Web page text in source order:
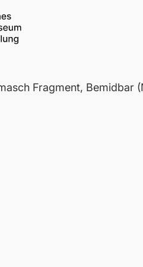
Fragment, Bemidbar